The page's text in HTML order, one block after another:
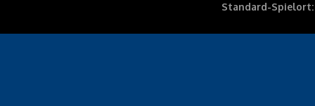
Standard-Spielort: